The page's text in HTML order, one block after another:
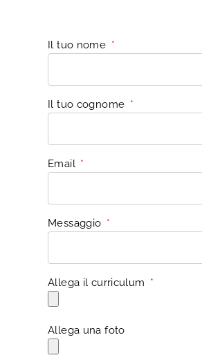
Il tuo nome
Il tuo cognome
Email
Messaggio
Allega il curriculum
Allega una foto